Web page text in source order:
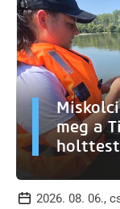
meg a
2026. 08. 06.,